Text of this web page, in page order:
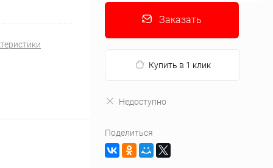
Заказать
Купить в 1 клик
Недоступно
Поделиться